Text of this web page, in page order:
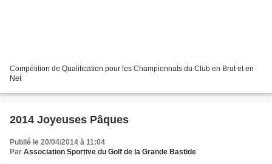
Compétition de Qualification pour les Championnats du Club en Brut et en
Net
2014 Joyeuses Pâques
Publié le 20/04/2014 à 11:04
Par Association Sportive du Golf de la Grande Bastide